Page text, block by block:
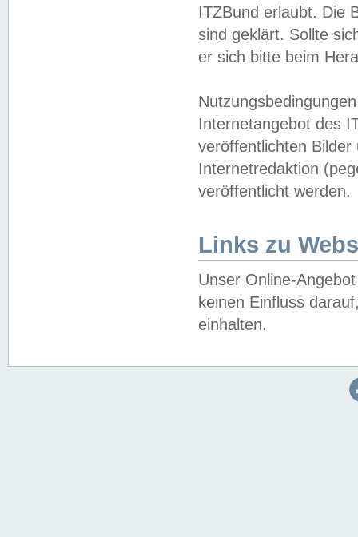
ITZBund erlaubt. Die
sind geklärt. Sollte
er sich bitte beim
Internetangebot des
veröffentlichten
Internetredaktion
veröffentlicht werden.
Links zu
Unser Online-
keinen Einfluss
einhalten.